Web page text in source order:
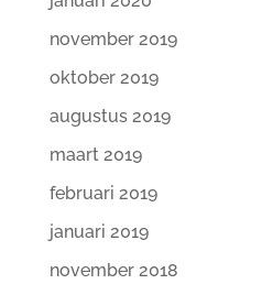
november 2019
oktober 2019
augustus 2019
maart 2019
februari 2019
januari 2019
november 2018